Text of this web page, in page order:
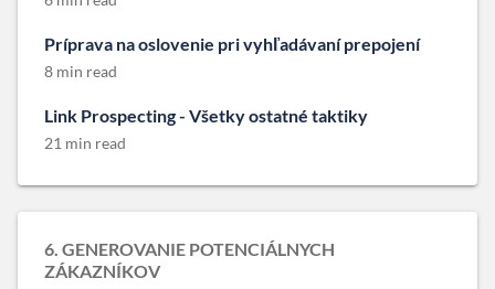
Príprava na oslovenie pri vyhľadávaní prepojení
8 min read
Link Prospecting - Všetky ostatné taktiky
21 min read
6. GENEROVANIE POTENCIÁLNYCH
ZÁKAZNÍKOV